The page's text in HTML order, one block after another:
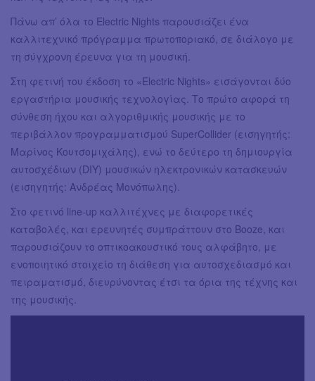
Πάνω απ’ όλα το Electric Nights παρουσιάζει ένα
καλλιτεχνικό πρόγραμμα πρωτοποριακό, σε διάλογο με
τη σύγχρονη έρευνα για τη μουσική.
Στη φετινή του έκδοση το «Electric Nights» εισάγονται δύο
εργαστήρια μουσικής τεχνολογίας. Το πρώτο αφορά τη
σύνθεση ήχου και αλγοριθμικής μουσικής με το
περιβάλλον προγραμματισμού SuperCollider (εισηγητής:
Μαρίνος Κουτσομιχάλης), ενώ το δεύτερο τη δημιουργία
αυτοσχέδιων (DIY) μουσικών ηλεκτρονικών κατασκευών
(εισηγητής: Ανδρέας Μονόπωλης).
Στο φετινό line-up καλλιτέχνες με διαφορετικές
καταβολές, και ερευνητές συμπράττουν στο Booze, και
παρουσιάζουν το οπτικοακουστικό τους αλφάβητο, με
ενοποιητικό στοιχείο τη διάθεση για αυτοσχεδιασμό και
πειραματισμό, διευρύνοντας έτσι τα όρια της τέχνης και
της μουσικής.